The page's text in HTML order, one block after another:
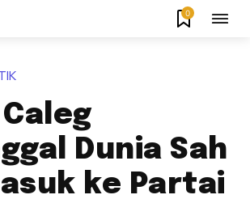
0
Dunia Sah
ke Partai